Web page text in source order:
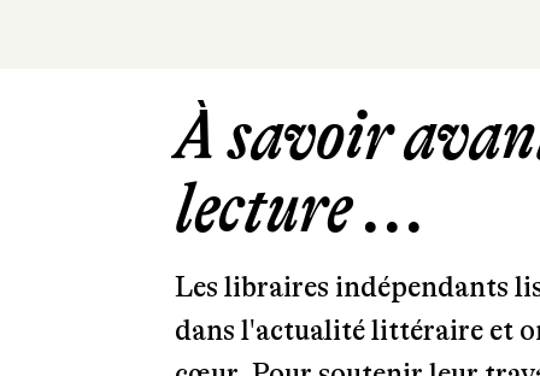
À savoir
lecture ...
Les libraires indépendants
dans l'actualité littéraire et